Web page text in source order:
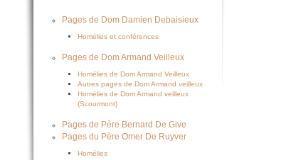
Pages de Dom Damien Debaisieux
Homélies et conférences
Pages de Dom Armand Veilleux
Homélies de Dom Armand Veilleux
Autres pages de Dom Armand veilleux
Homélies de Dom Armand veilleux
(Scourmont)
Pages de Père Bernard De Give
Pages du Père Omer De Ruyver
Homélies